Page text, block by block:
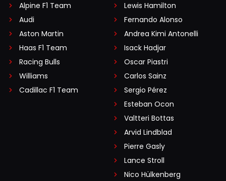
Alpine F1 Team
Audi
Aston Martin
Haas F1 Team
Racing Bulls
Williams
Cadillac F1 Team
Lewis Hamilton
Fernando Alonso
Andrea Kimi Antonelli
Isack Hadjar
Oscar Piastri
Carlos Sainz
Sergio Pérez
Esteban Ocon
Valtteri Bottas
Arvid Lindblad
Pierre Gasly
Lance Stroll
Nico Hülkenberg